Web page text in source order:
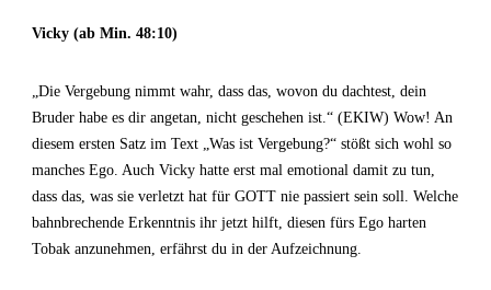
Vicky (ab Min. 48:10)
„Die Vergebung nimmt wahr, dass das, wovon du dachtest, dein
Bruder habe es dir angetan, nicht geschehen ist.“ (EKIW) Wow! An
diesem ersten Satz im Text „Was ist Vergebung?“ stößt sich wohl so
manches Ego. Auch Vicky hatte erst mal emotional damit zu tun,
dass das, was sie verletzt hat für GOTT nie passiert sein soll. Welche
bahnbrechende Erkenntnis ihr jetzt hilft, diesen fürs Ego harten
Tobak anzunehmen, erfährst du in der Aufzeichnung.